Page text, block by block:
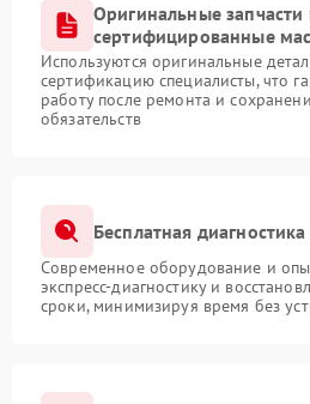
Оригинальные запчасти
сертифицированные
Используются оригинальные
сертификацию специалисты, что
работу после ремонта и
обязательств
Бесплатная
Современное оборудование и
экспресс-диагностику и
сроки, минимизируя время без